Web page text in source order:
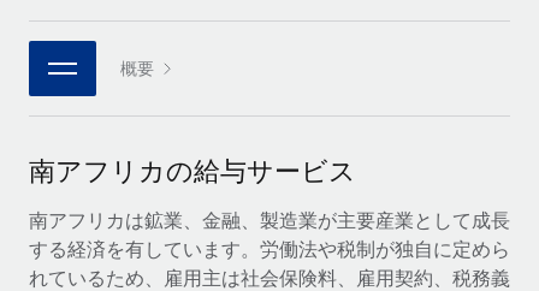
当社のMCPを使用して、あらゆるAIツールをRemoteに接続
統合
基本的なビジネスツールを活用して業務プロセスを効率化す
専門家に相談
グローバル人事・コンプライアンスの専門サポート
パートナーに登録
戦略的テクノロジーパートナー
グローバルな人事機能を柔軟に自社プラットフォームへ統合
当社とのパートナーシップの可能性を検討する
Remote Build
近日リリース予定
統合とAI自動化に関するコンサルティング
職務内容ライブラリ
ウェビナー
イベント
ニュースルーム
給与・人材情報
情報センター
日本語
한국어 概要
南アフリカの給与サービス
南アフリカは鉱業、金融、製造業が主要産業として成長
する経済を有しています。労働法や税制が独自に定めら
れているため、雇用主は社会保険料、雇用契約、税務義